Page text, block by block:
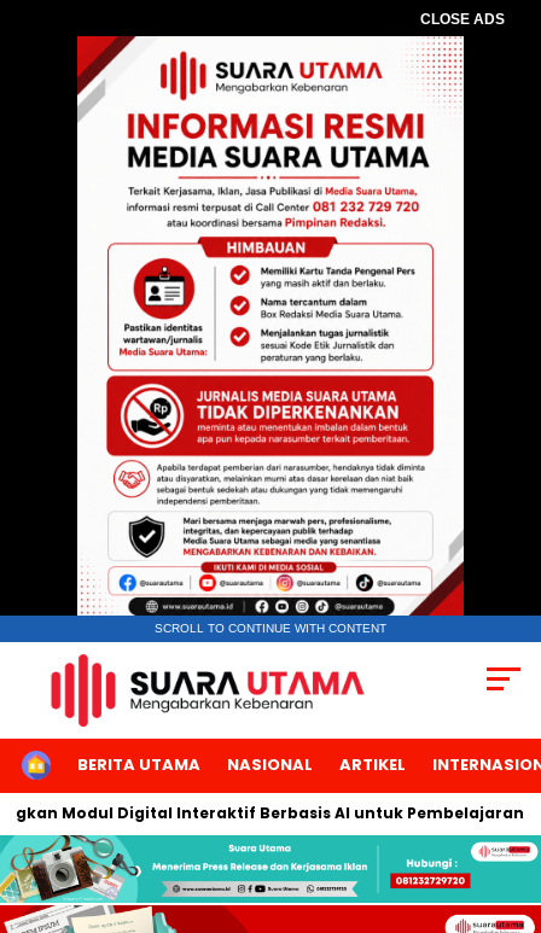
CLOSE ADS
SCROLL TO CONTINUE WITH CONTENT
HOMEBERITA UTAMA NASIONAL ARTIKEL
Modul Digital Interaktif Berbasis AI untuk Pembelajaran